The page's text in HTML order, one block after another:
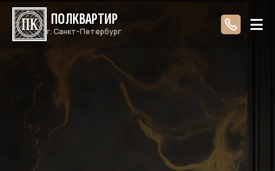
ПОЛКВАРТИР
г. Санкт-Петербург